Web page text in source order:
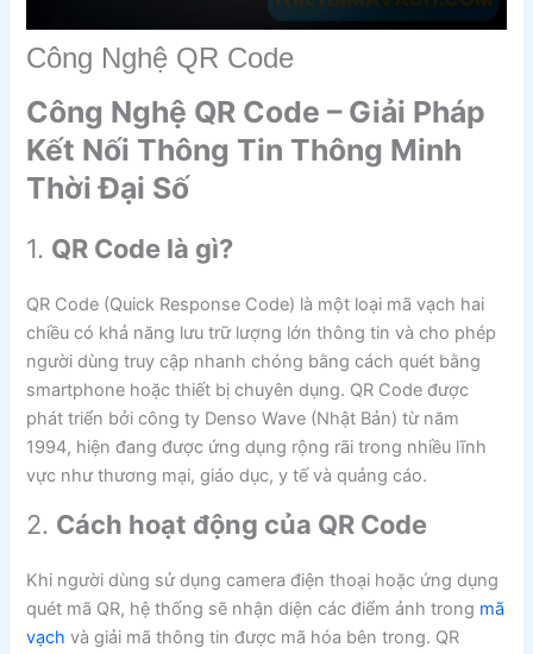
Công Nghệ QR Code
Công Nghệ QR Code – Giải Pháp
Kết Nối Thông Tin Thông Minh
Thời Đại Số
1. QR Code là gì?
QR Code (Quick Response Code) là một loại mã vạch hai
chiều có khả năng lưu trữ lượng lớn thông tin và cho phép
người dùng truy cập nhanh chóng bằng cách quét bằng
smartphone hoặc thiết bị chuyên dụng. QR Code được
phát triển bởi công ty Denso Wave (Nhật Bản) từ năm
1994, hiện đang được ứng dụng rộng rãi trong nhiều lĩnh
vực như thương mại, giáo dục, y tế và quảng cáo.
2. Cách hoạt động của QR Code
Khi người dùng sử dụng camera điện thoại hoặc ứng dụng
quét mã QR, hệ thống sẽ nhận diện các điểm ảnh trong mã
vạch và giải mã thông tin được mã hóa bên trong. QR